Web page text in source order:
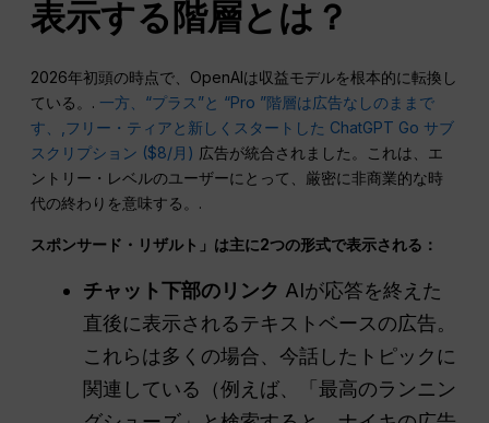
表示する階層とは？
2026年初頭の時点で、OpenAIは収益モデルを根本的に転換し
ている。.一方、“プラス”と “Pro ”階層は広告なしのままで
す、,フリー・ティアと新しくスタートした ChatGPT Go サブ
スクリプション ($8/月) 広告が統合されました。これは、エ
ントリー・レベルのユーザーにとって、厳密に非商業的な時
代の終わりを意味する。.
スポンサード・リザルト」は主に2つの形式で表示される：
チャット下部のリンク AIが応答を終えた
直後に表示されるテキストベースの広告。
これらは多くの場合、今話したトピックに
関連している（例えば、「最高のランニン